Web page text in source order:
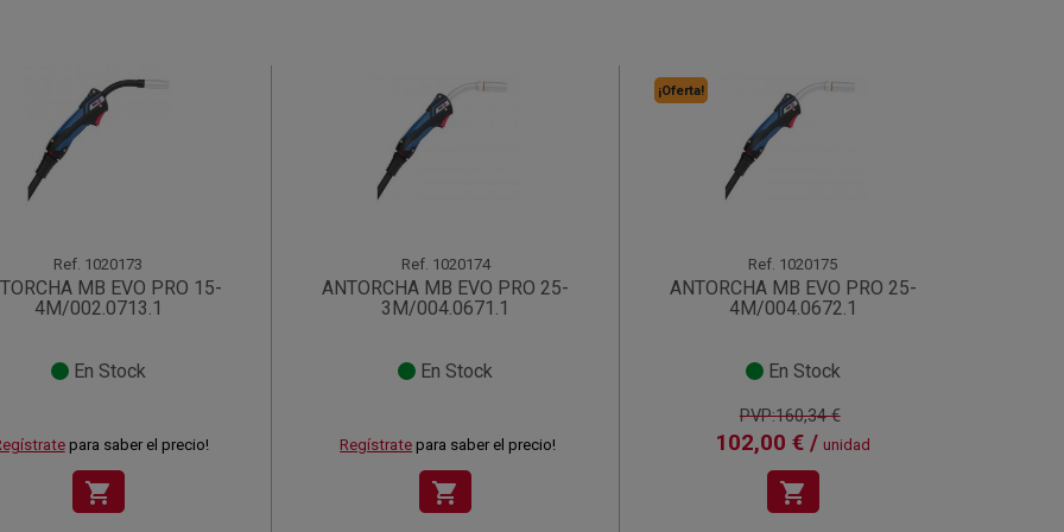
Ref. 1020173
MB EVO PRO 15-
4M/002.0713.1
En Stock
para saber el precio!
shopping_cart
Ref. 1020174
ANTORCHA MB EVO PRO 25-
3M/004.0671.1
En Stock
Regístrate para saber el precio!
shopping_cart
¡Oferta!
Ref. 1020175
ANTORCHA MB EVO PRO 25-
4M/004.0672.1
En Stock
PVP:160,34 €
102,00 € / unidad
shopping_cart